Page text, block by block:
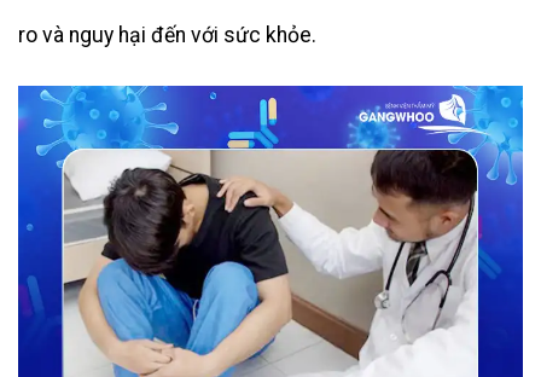
ro và nguy hại đến với sức khỏe.